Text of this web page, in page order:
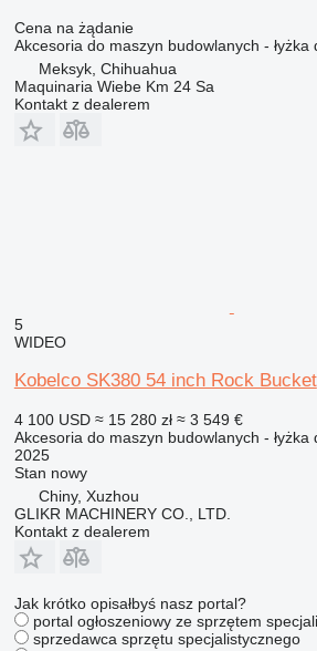
Cena na żądanie
Akcesoria do maszyn budowlanych - łyżka
Meksyk, Chihuahua
Maquinaria Wiebe Km 24 Sa
Kontakt z dealerem
5
WIDEO
Kobelco SK380 54 inch Rock Bucket
4 100 USD ≈ 15 280 zł ≈ 3 549 €
Akcesoria do maszyn budowlanych - łyżka
2025
Stan nowy
Chiny, Xuzhou
GLIKR MACHINERY CO., LTD.
Kontakt z dealerem
Jak krótko opisałbyś nasz portal?
portal ogłoszeniowy ze sprzętem
sprzedawca sprzętu specjalistycznego